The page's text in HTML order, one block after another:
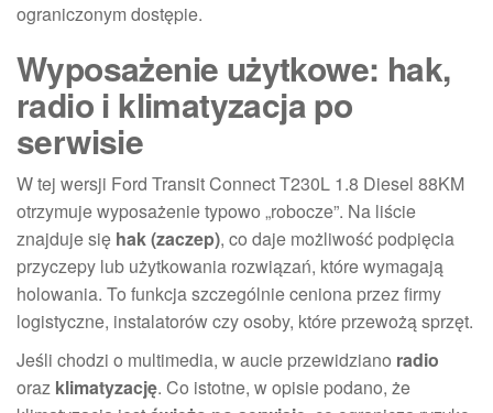
ograniczonym dostępie.
Wyposażenie użytkowe: hak,
radio i klimatyzacja po
serwisie
W tej wersji Ford Transit Connect T230L 1.8 Diesel 88KM
otrzymuje wyposażenie typowo „robocze”. Na liście
znajduje się hak (zaczep), co daje możliwość podpięcia
przyczepy lub użytkowania rozwiązań, które wymagają
holowania. To funkcja szczególnie ceniona przez firmy
logistyczne, instalatorów czy osoby, które przewożą sprzęt.
Jeśli chodzi o multimedia, w aucie przewidziano radio
oraz klimatyzację. Co istotne, w opisie podano, że